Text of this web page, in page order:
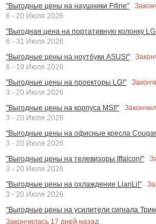
"Выгодные цены на наушники Fifine"
6 - 20 Июля 2026
"Выгодная цена на портативную колонку
6 - 31 Июля 2026
"Выгодные цены на ноутбуки ASUS!"
6 - 19 Июля 2026
"Выгодные цены на проекторы LG!"
3 - 20 Июля 2026
"Выгодные цены на корпуса MSI!"
3 - 20 Июля 2026
"Выгодные цены на офисные кресла
3 - 20 Июля 2026
"Выгодные цены на телевизоры Iffalcon!"
3 - 20 Июля 2026
"Выгодные цены на охлаждение LianLi!"
3 - 20 Июля 2026
"Выгодные цены на усилители сигнала
Закончилась 17 дней назад